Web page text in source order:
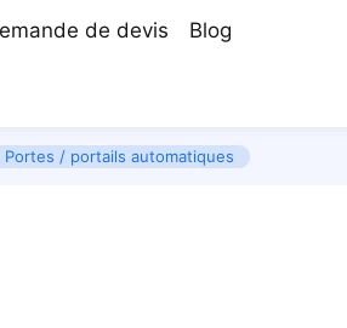
de devis Blog
Portes / portails automatiques